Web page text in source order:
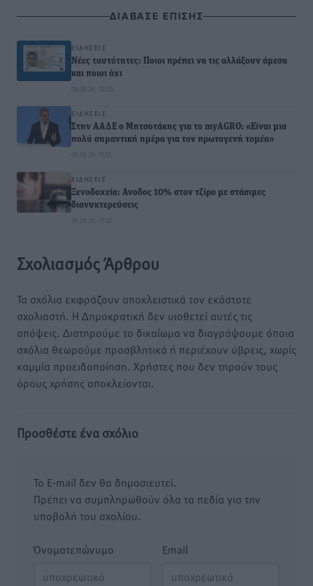
ΔΙΑΒΑΣΕ ΕΠΙΣΗΣ
ΕΙΔΉΣΕΙΣ
Νέες ταυτότητες: Ποιοι πρέπει να τις αλλάξουν άμεσα
και ποιοι όχι
06.08.26 · 13:25
ΕΙΔΉΣΕΙΣ
Στην ΑΑΔΕ ο Μητσοτάκης για το myAGRO: «Είναι μια
πολύ σημαντική ημέρα για τον πρωτογενή τομέα»
06.08.26 · 11:37
ΕΙΔΉΣΕΙΣ
Ξενοδοχεία: Ανοδος 10% στον τζίρο με στάσιμες
διανυκτερεύσεις
06.08.26 · 11:32
Σχολιασμός Άρθρου
Τα σχόλια εκφράζουν αποκλειστικά τον εκάστοτε
σχολιαστή. Η Δημοκρατική δεν υιοθετεί αυτές τις
απόψεις. Διατηρούμε το δικαίωμα να διαγράψουμε όποια
σχόλια θεωρούμε προσβλητικά ή περιέχουν ύβρεις, χωρίς
καμμία προειδοποίηση. Χρήστες που δεν τηρούν τους
όρους χρήσης αποκλείονται.
Προσθέστε ένα σχόλιο
Το E-mail δεν θα δημοσιευτεί.
Πρέπει να συμπληρωθούν όλα τα πεδία για την
υποβολή του σχολίου.
Όνοματεπώνυμο Email